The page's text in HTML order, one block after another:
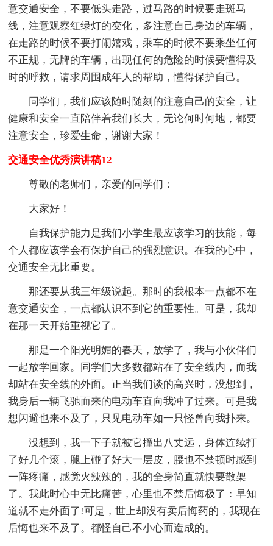
意交通安全，不要低头走路，过马路的时候要走斑马
线，注意观察红绿灯的变化，多注意自己身边的车辆，
在走路的时候不要打闹嬉戏，乘车的时候不要乘坐任何
不正规，无牌的车辆，出现任何的危险的时候要懂得及
时的呼救，请求周围成年人的帮助，懂得保护自己。
同学们，我们应该随时随刻的注意自己的安全，让
健康和安全一直陪伴着我们长大，无论何时何地，都要
注意安全，珍爱生命，谢谢大家！
交通安全优秀演讲稿12
尊敬的老师们，亲爱的同学们：
大家好！
自我保护能力是我们小学生最应该学习的技能，每
个人都应该学会有保护自己的强烈意识。在我的心中，
交通安全无比重要。
那还要从我三年级说起。那时的我根本一点都不在
意交通安全，一点都认识不到它的重要性。可是，我却
在那一天开始重视它了。
那是一个阳光明媚的春天，放学了，我与小伙伴们
一起放学回家。同学们大多数都站在了安全线内，而我
却站在安全线的外面。正当我们谈的高兴时，没想到，
我身后一辆飞驰而来的电动车直向我冲了过来。可是我
想闪避也来不及了，只见电动车如一只怪兽向我扑来。
没想到，我一下子就被它撞出八丈远，身体连续打
了好几个滚，腿上碰了好大一层皮，腰也不禁顿时感到
一阵疼痛，感觉火辣辣的，我的全身简直就快要散架
了。我此时心中无比痛苦，心里也不禁后悔极了：早知
道就不走外面了!可是，世上却没有卖后悔药的，我现在
后悔也来不及了。都怪自己不小心而造成的。